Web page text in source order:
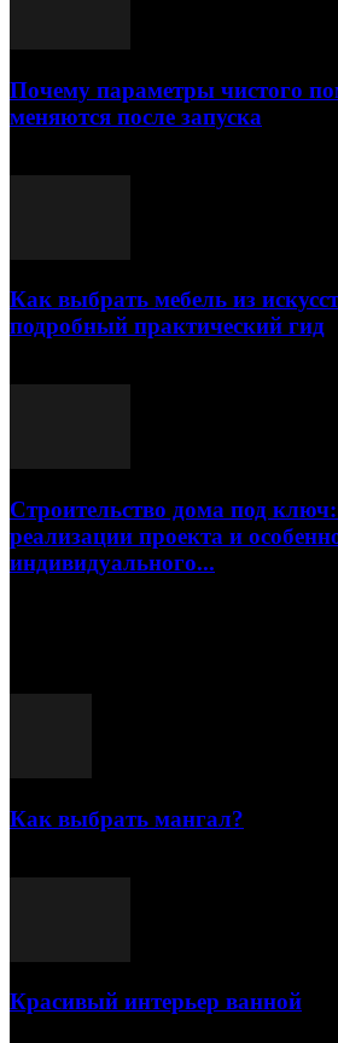
Почему параметры чистого
меняются после запуска
Как выбрать мебель из
подробный практический гид
Строительство дома под
реализации проекта и
индивидуального...
Как выбрать мангал?
Красивый интерьер ванной